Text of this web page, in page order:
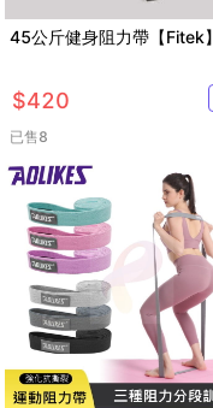
45公斤健身阻力帶【Fitek】
$420
已售8